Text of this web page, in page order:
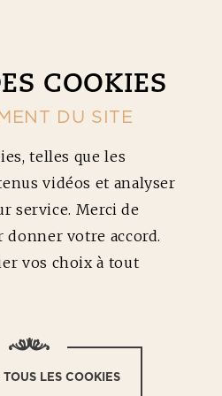
COOKIES
DU SITE
telles que les
vidéos et analyser
service. Merci de
votre accord.
vos choix à tout
TOUS LES COOKIES